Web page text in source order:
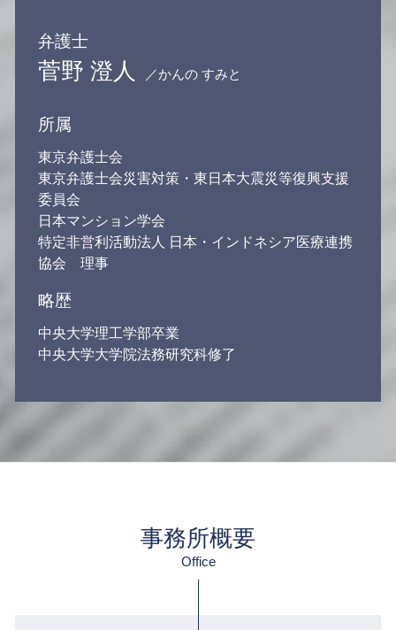
弁護士
菅野 澄人 ／かんの すみと
所属
東京弁護士会
東京弁護士会災害対策・東日本大震災等復興支援
委員会
日本マンション学会
特定非営利活動法人 日本・インドネシア医療連携
協会 理事
略歴
中央大学理工学部卒業
中央大学大学院法務研究科修了
事務所概要
Office